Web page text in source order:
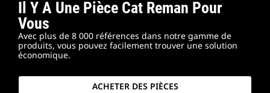
Il Y A Une Pièce Cat Reman Pour
Vous
Avec plus de 8 000 références dans notre gamme de
produits, vous pouvez facilement trouver une solution
économique.
ACHETER DES PIÈCES